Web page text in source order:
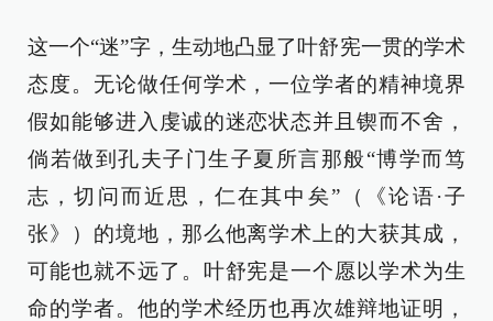
这一个“迷”字，生动地凸显了叶舒宪一贯的学术
态度。无论做任何学术，一位学者的精神境界
假如能够进入虔诚的迷恋状态并且锲而不舍，
倘若做到孔夫子门生子夏所言那般“博学而笃
志，切问而近思，仁在其中矣”（《论语·子
张》）的境地，那么他离学术上的大获其成，
可能也就不远了。叶舒宪是一个愿以学术为生
命的学者。他的学术经历也再次雄辩地证明，